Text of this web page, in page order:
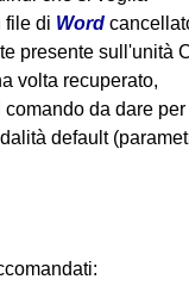
file di Word
presente sull'unità
volta recuperato,
da dare per
default